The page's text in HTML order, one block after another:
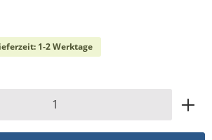
von 0 von 5 Sternen
1-2 Werktage
Gib den gewünschten